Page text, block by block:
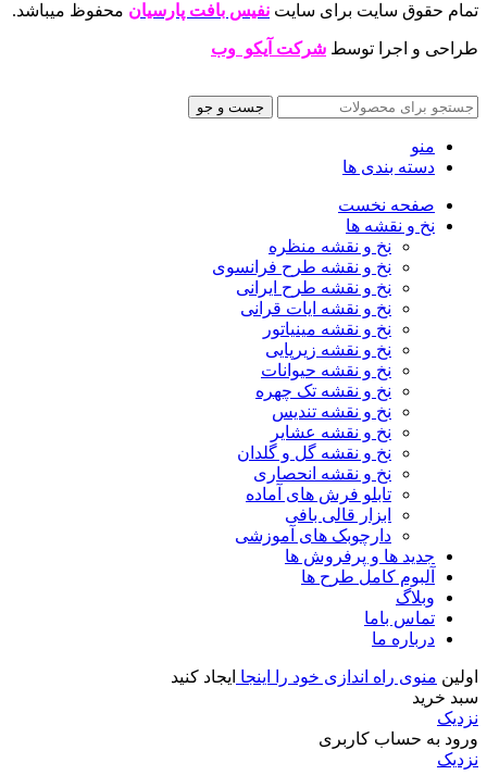
تمام حقوق سایت برای سایت نفیس بافت پارسیان محفوظ میباشد.
طراحی و اجرا توسط شرکت آیکو وب
جست و جو
منو
دسته بندی ها
صفحه نخست
نخ و نقشه ها
نخ و نقشه منظره
نخ و نقشه طرح فرانسوی
نخ و نقشه طرح ایرانی
نخ و نقشه ایات قرانی
نخ و نقشه مینیاتور
نخ و نقشه زیرپایی
نخ و نقشه حیوانات
نخ و نقشه تک چهره
نخ و نقشه تندیس
نخ و نقشه عشایر
نخ و نقشه گل و گلدان
نخ و نقشه انحصاری
تابلو فرش های آماده
ابزار قالی بافی
دارچوبک های آموزشی
جدید ها و پرفروش ها
آلبوم کامل طرح ها
وبلاگ
تماس باما
درباره ما
اولین منوی راه اندازی خود را اینجا ایجاد کنید
سبد خرید
نزدیک
ورود به حساب کاربری
نزدیک